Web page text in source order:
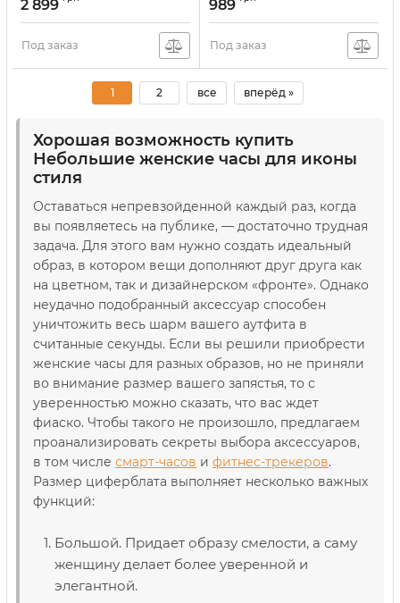
2 899
Под заказ
989
Под заказ
1 2 все вперёд »
Хорошая возможность купить
Небольшие женские часы для иконы
стиля
Оставаться непревзойденной каждый раз, когда
вы появляетесь на публике, — достаточно трудная
задача. Для этого вам нужно создать идеальный
образ, в котором вещи дополняют друг друга как
на цветном, так и дизайнерском «фронте». Однако
неудачно подобранный аксессуар способен
уничтожить весь шарм вашего аутфита в
считанные секунды. Если вы решили приобрести
женские часы для разных образов, но не приняли
во внимание размер вашего запястья, то с
уверенностью можно сказать, что вас ждет
фиаско. Чтобы такого не произошло, предлагаем
проанализировать секреты выбора аксессуаров,
в том числе смарт-часов и фитнес-трекеров.
Размер циферблата выполняет несколько важных
функций:
Большой. Придает образу смелости, а саму
женщину делает более уверенной и
элегантной.